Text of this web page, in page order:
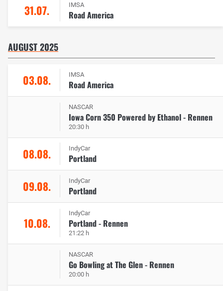
31.07. IMSA
Road America
AUGUST 2025
03.08. IMSA
Road America
NASCAR
Iowa Corn 350 Powered by Ethanol - Rennen
20:30 h
08.08. IndyCar
Portland
09.08. IndyCar
Portland
10.08.
IndyCar
Portland - Rennen
21:22 h
NASCAR
Go Bowling at The Glen - Rennen
20:00 h